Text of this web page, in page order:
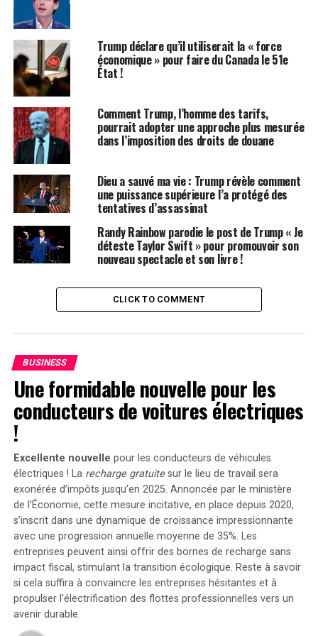
Gemini Trust Company, un acteur majeur dans le
domaine des échanges cryptographiques, a récemment
accepté une pénalité financière s’élevant à 5 millions de
dollars auprès du CFTC. Cet accord met un terme aux
poursuites judiciaires concernant des affirmations
jugées trompeuses au sujet du produit à terme Bitcoin
proposé par l’entreprise. Ce règlement intervient juste
avant l’inauguration du président pro-crypto Donald
Trump, permettant ainsi d’éviter un procès prévu pour
le 21 janvier.
Croissance Stratégique :
L’Optimisme Réglementaire
Renouvelé pour Gemini
Le CFTC avait accusé Gemini d’avoir fourni des
informations incomplètes sur les mesures mises en
place pour éviter la manipulation du prix du Bitcoin
principalement à garantir une concurrence équitable
entre tous les acteurs présents sur le marché
cryptographique. En choisissant d’accepter cet accord
sans reconnaître sa responsabilité, l’échange se
concentre désormais sur ses opérations et sa croissance
future.
Cet arrangement permet à la plateforme d’échange
numérique d’opérer sans faire face à des défis
réglementaires majeurs. cela lui donne également
l’opportunité de réorienter ses ressources vers
l’amélioration continue de ses services et l’expansion de
sa clientèle. Le moment est propice alors que les
attentes grandissent quant aux nouvelles régulations
favorables qui pourraient émerger sous la nouvelle
administration.
Trump déclare qu’il utiliserait la « force
économique » pour faire du Canada le 51e
État !
Comment Trump, l’homme des tarifs,
pourrait adopter une approche plus mesurée
dans l’imposition des droits de douane
Dieu a sauvé ma vie : Trump révèle comment
une puissance supérieure l’a protégé des
tentatives d’assassinat
Randy Rainbow parodie le post de Trump « Je
déteste Taylor Swift » pour promouvoir son
nouveau spectacle et son livre !
CLICK TO COMMENT
BUSINESS
Une formidable nouvelle pour les
conducteurs de voitures électriques
!
Excellente nouvelle pour les conducteurs de véhicules
électriques ! La recharge gratuitesur le lieu de travail sera
exonérée d’impôts jusqu’en 2025. Annoncée par le ministère
de l’Économie, cette mesure incitative, en place depuis 2020,
s’inscrit dans une dynamique de croissance impressionnante
avec une progression annuelle moyenne de 35%. Les
entreprises peuvent ainsi offrir des bornes de recharge sans
impact fiscal, stimulant la transition écologique. Reste à savoir
si cela suffira à convaincre les entreprises hésitantes et à
propulser l’électrification des flottes professionnelles vers un
avenir durable.